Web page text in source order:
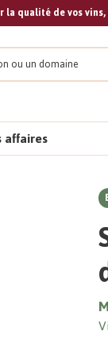
qualité de vos
affaires